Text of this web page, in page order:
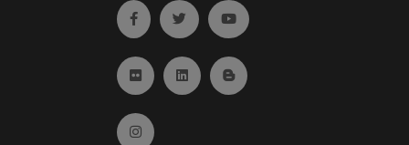
Ir a facebook (abre en ventana nueva)
Ir a twitter (abre en ventana nueva)
Ir a YouTube (abre en
Ir a Flickr (abre en ventana nueva)
Ir a Linkedin (abre en ventana nueva)
Ir al Blog (abre en ventana
Ir a Instagram (abre en ventana nueva)